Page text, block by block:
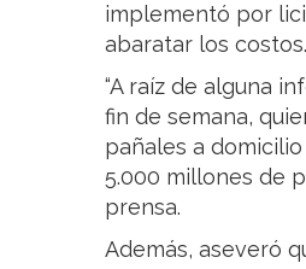
implementó por
abaratar los costos.
“A raíz de alguna
fin de semana,
pañales a
5.000 millones de
prensa.
Además, aseveró